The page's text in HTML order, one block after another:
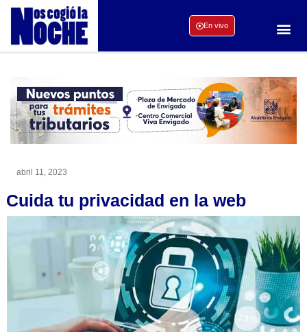
En vivo
abril 11, 2023
Cuida tu privacidad en la web